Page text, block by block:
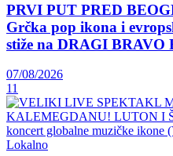
PRVI PUT PRED
Grčka pop ikona i
stiže na DRAGI BRAVO
07/08/2026
11
Lokalno